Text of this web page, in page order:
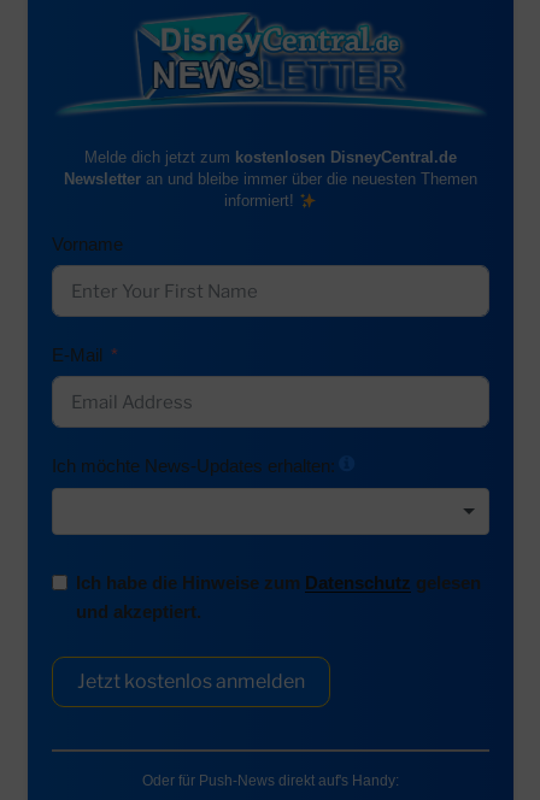
Melde dich jetzt zum kostenlosen DisneyCentral.de
Newsletteran und bleibe immer über die neuesten Themen
informiert!
Vorname
E-Mail
Ich möchte News-Updates erhalten:
Ich habe die Hinweise zum Datenschutz gelesen
und akzeptiert.
Jetzt kostenlos anmelden
Oder für Push-News direkt auf's Handy: